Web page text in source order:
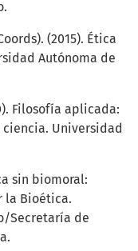
(2015). Ética
Autónoma de
Filosofía aplicada:
Universidad
sin biomoral:
la Bioética.
Secretaría de